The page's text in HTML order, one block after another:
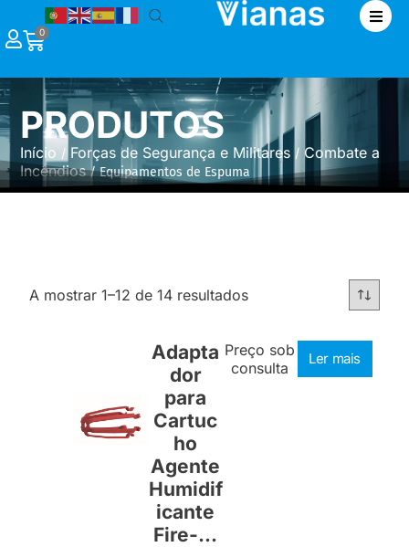
0
PRODUTOS
Início / Forças de Segurança e Militares / Combate a
Incêndios/ Equipamentos de Espuma
A mostrar 1–12 de 14 resultados
Adapta
dor
para
Cartuc
ho
Agente
Humidif
icante
Fire-...
Preço sob
consulta
Ler mais